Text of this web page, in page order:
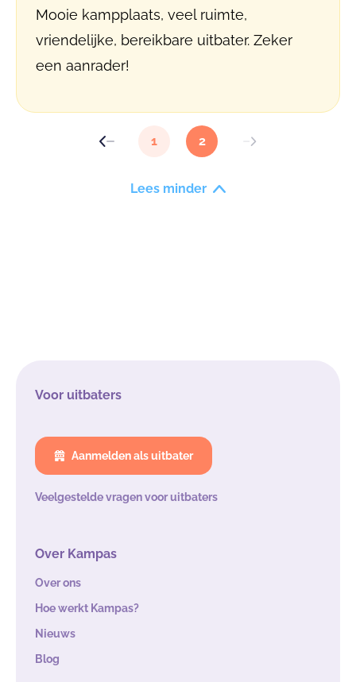
Mooie kampplaats, veel ruimte,
vriendelijke, bereikbare uitbater. Zeker
een aanrader!
1 2
Lees minder
Voor uitbaters
Aanmelden als uitbater
Veelgestelde vragen voor uitbaters
Over Kampas
Over ons
Hoe werkt Kampas?
Nieuws
Blog